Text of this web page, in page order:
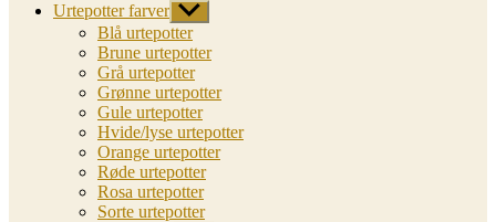
Urtepotter farver Vis
undermenu
Blå urtepotter
Brune urtepotter
Grå urtepotter
Grønne urtepotter
Gule urtepotter
Hvide/lyse urtepotter
Orange urtepotter
Røde urtepotter
Rosa urtepotter
Sorte urtepotter